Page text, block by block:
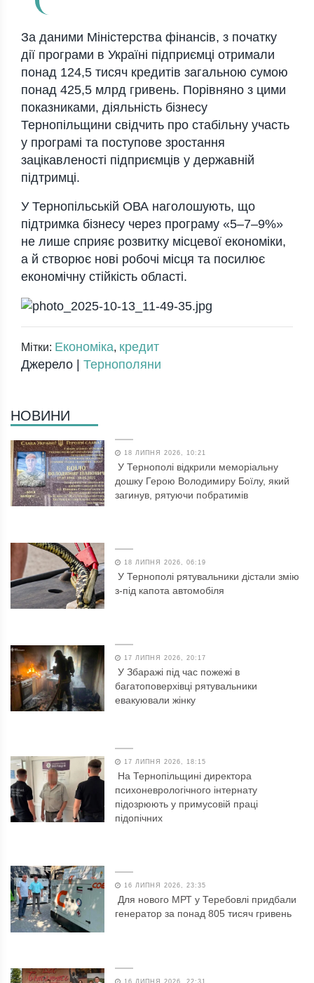
За даними Міністерства фінансів, з початку
дії програми в Україні підприємці отримали
понад 124,5 тисяч кредитів загальною сумою
понад 425,5 млрд гривень. Порівняно з цими
показниками, діяльність бізнесу
Тернопільщини свідчить про стабільну участь
у програмі та поступове зростання
зацікавленості підприємців у державній
підтримці.
У Тернопільській ОВА наголошують, що
підтримка бізнесу через програму «5–7–9%»
не лише сприяє розвитку місцевої економіки,
а й створює нові робочі місця та посилює
економічну стійкість області.
Мітки: Економіка, кредит
Джерело | Тернополяни
НОВИНИ
18 ЛИПНЯ 2026, 10:21
У Тернополі відкрили меморіальну
дошку Герою Володимиру Боїлу, який
загинув, рятуючи побратимів
18 ЛИПНЯ 2026, 06:19
У Тернополі рятувальники дістали змію
з-під капота автомобіля
17 ЛИПНЯ 2026, 20:17
У Збаражі під час пожежі в
багатоповерхівці рятувальники
евакуювали жінку
17 ЛИПНЯ 2026, 18:15
На Тернопільщині директора
психоневрологічного інтернату
підозрюють у примусовій праці
підопічних
16 ЛИПНЯ 2026, 23:35
Для нового МРТ у Теребовлі придбали
генератор за понад 805 тисяч гривень
16 ЛИПНЯ 2026, 22:31